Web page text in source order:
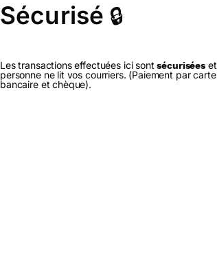
Sécurisé 🔒
Les transactions effectuées ici sontsécuriséeset
personne ne lit vos courriers. (Paiement par carte
bancaire et chèque).